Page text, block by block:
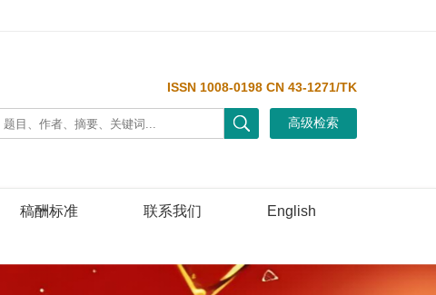
ISSN 1008-0198 CN 43-1271/TK
稿酬标准 联系我们 English